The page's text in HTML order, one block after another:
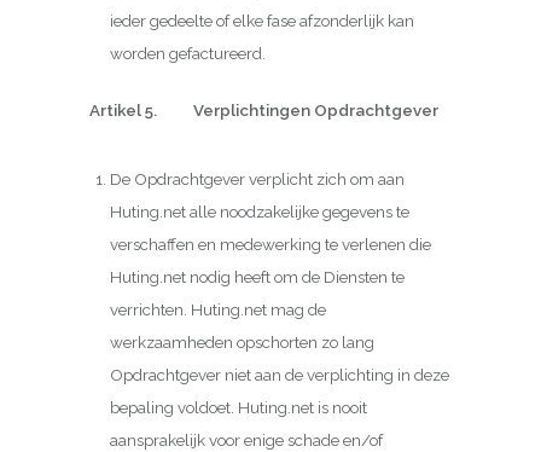
ieder gedeelte of elke fase afzonderlijk kan
worden gefactureerd.
Artikel 5. Verplichtingen Opdrachtgever
De Opdrachtgever verplicht zich om aan
Huting.net alle noodzakelijke gegevens te
verschaffen en medewerking te verlenen die
Huting.net nodig heeft om de Diensten te
verrichten. Huting.net mag de
werkzaamheden opschorten zo lang
Opdrachtgever niet aan de verplichting in deze
bepaling voldoet. Huting.net is nooit
aansprakelijk voor enige schade en/of